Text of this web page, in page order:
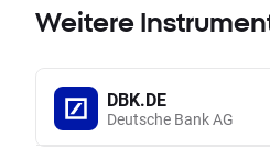
Weitere
DBK.DE
Deutsche Bank AG